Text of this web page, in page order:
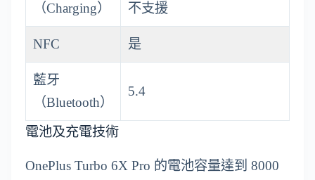
（Charging）
不支援
NFC 是
藍牙
（Bluetooth）
5.4
電池及充電技術
OnePlus Turbo 6X Pro 的電池容量達到 8000